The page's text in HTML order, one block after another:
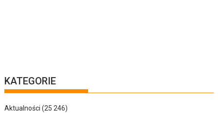
KATEGORIE
Aktualności (25 246)